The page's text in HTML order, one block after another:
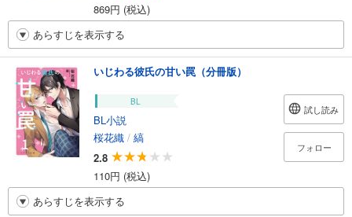
869円 (税込)
あらすじを表示する
いじわる彼氏の甘い罠（分冊版）
BL
BL小説
桜花織 / 縞
2.8
110円 (税込)
試し読み
フォロー
あらすじを表示する